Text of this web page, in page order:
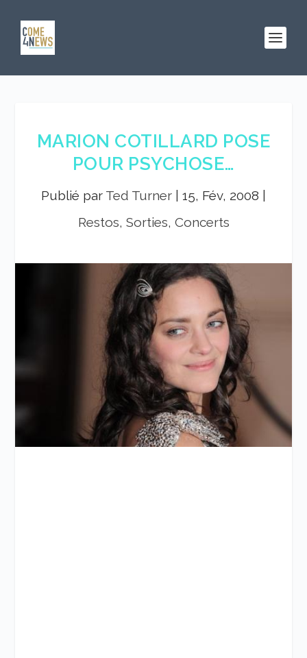
MARION COTILLARD POSE
POUR PSYCHOSE…
Publié par Ted Turner 15, Fév, 2008
Restos, Sorties, Concerts